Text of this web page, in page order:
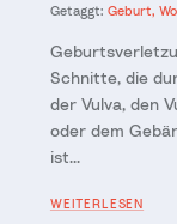
Getaggt: Geburt
Schnitte, die
der Vulva, den
oder dem
ist...
WEITERLESEN